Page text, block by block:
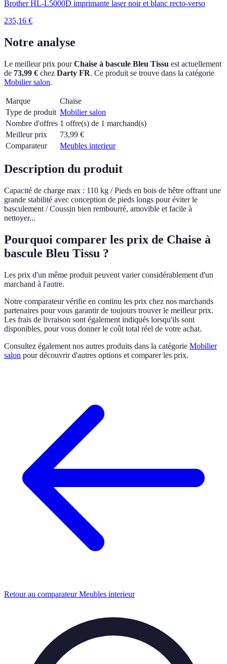
Brother HL-L5000D imprimante laser noir et blanc recto-verso
235,16 €
Notre analyse
Le meilleur prix pourChaise à bascule Bleu Tissu est actuellement
de 73,99 € chez Darty FR. Ce produit se trouve dans la catégorie
Mobilier salon.
Marque
Chaise
Type de produit Mobilier salon
Nombre d'offres 1 offre(s) de 1 marchand(s)
Meilleur prix
73,99 €
Comparateur
Meubles interieur
Description du produit
Capacité de charge max : 110 kg / Pieds en bois de hêtre offrant une
grande stabilité avec conception de pieds longs pour éviter le
basculement / Coussin bien rembourré, amovible et facile à
nettoyer...
Pourquoi comparer les prix de Chaise à
bascule Bleu Tissu ?
Les prix d'un même produit peuvent varier considérablement d'un
marchand à l'autre.
Notre comparateur vérifie en continu les prix chez nos marchands
partenaires pour vous garantir de toujours trouver le meilleur prix.
Les frais de livraison sont également indiqués lorsqu'ils sont
disponibles, pour vous donner le coût total réel de votre achat.
Consultez également nos autres produits dans la catégorie Mobilier
salon pour découvrir d'autres options et comparer les prix.
Retour au comparateur Meubles interieur